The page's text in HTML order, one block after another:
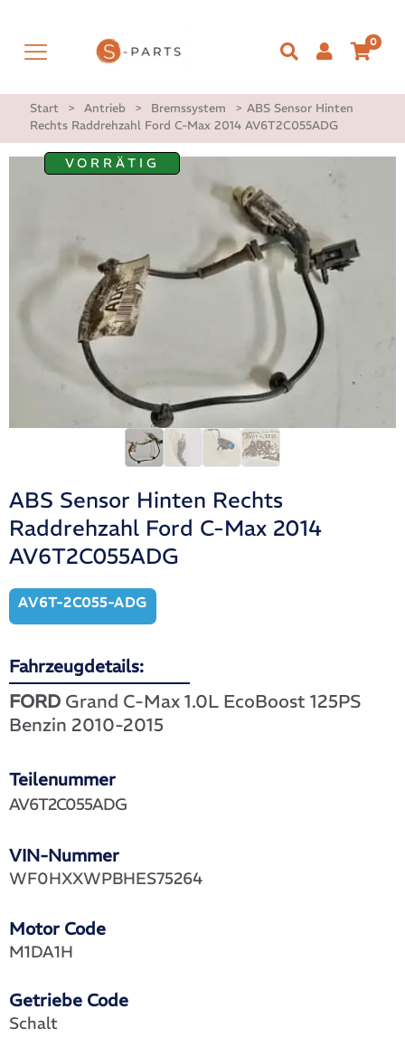
0
Start > Antrieb > Bremssystem > ABS Sensor Hinten
Rechts Raddrehzahl Ford C-Max 2014 AV6T2C055ADG
VORRÄTIG
ABS Sensor Hinten Rechts
Raddrehzahl Ford C-Max 2014
AV6T2C055ADG
AV6T-2C055-ADG
Fahrzeugdetails:
FORD Grand C-Max 1.0L EcoBoost 125PS
Benzin 2010-2015
Teilenummer
VIN-Nummer
AV6T2C055ADG
WF0HXXWPBHES75264
Motor Code
Getriebe Code
M1DA1H
Schalt